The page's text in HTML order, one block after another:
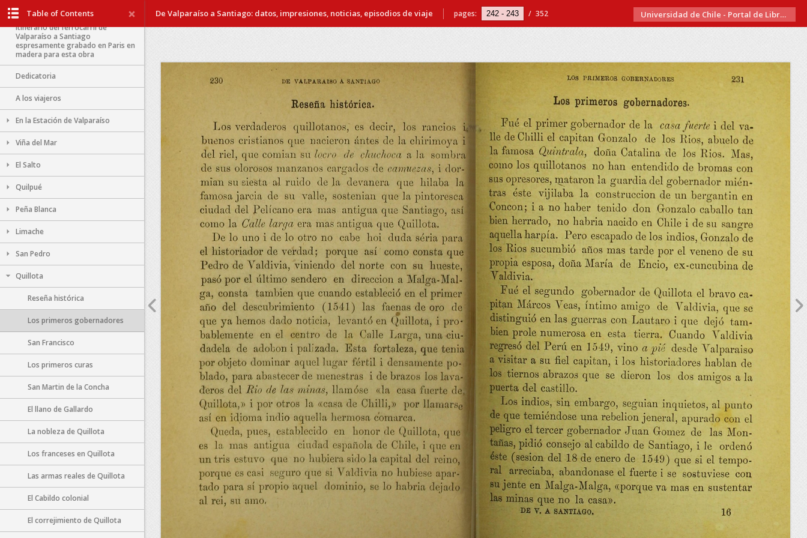
De Valparaíso a Santiago: datos, impresiones, noticias, episodios de viaje pages: / 352 Universidad de Chile - Portal de Libros Electrónicos
Table of Contents
Itinerario del ferrocarril de
Valparaíso a Santiago
espresamente grabado en Paris en
madera para esta obra
Dedicatoria
A los viajeros
En la Estación de Valparaíso
Viña del Mar
El Salto
Quilpué
Peña Blanca
Limache
San Pedro
Quillota
Reseña histórica
Los primeros gobernadores
San Francisco
Los primeros curas
San Martin de la Concha
El llano de Gallardo
La nobleza de Quillota
Los franceses en Quillota
Las armas reales de Quillota
El Cabildo colonial
El correjimiento de Quillota